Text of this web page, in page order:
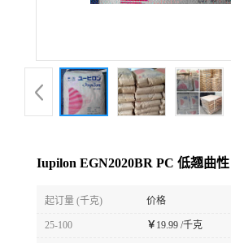
态
Iupilon EGN2020BR PC 低翘曲性
起订量 (千克) 价格
25-100 ￥ 19.99 /千克